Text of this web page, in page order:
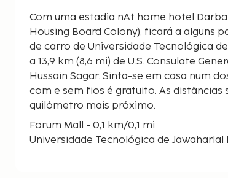
Com uma estadia nAt home hotel Darbar em Hyderabad
Housing Board Colony), ficará a alguns
de carro de Universidade Tecnológica de
a 13,9 km (8,6 mi) de U.S. Consulate
Hussain Sagar. Sinta-se em casa num
com e sem fios é gratuito. As distâncias
quilómetro mais próximo.
Forum Mall - 0,1 km/0,1 mi
Universidade Tecnológica de Jawaharlal